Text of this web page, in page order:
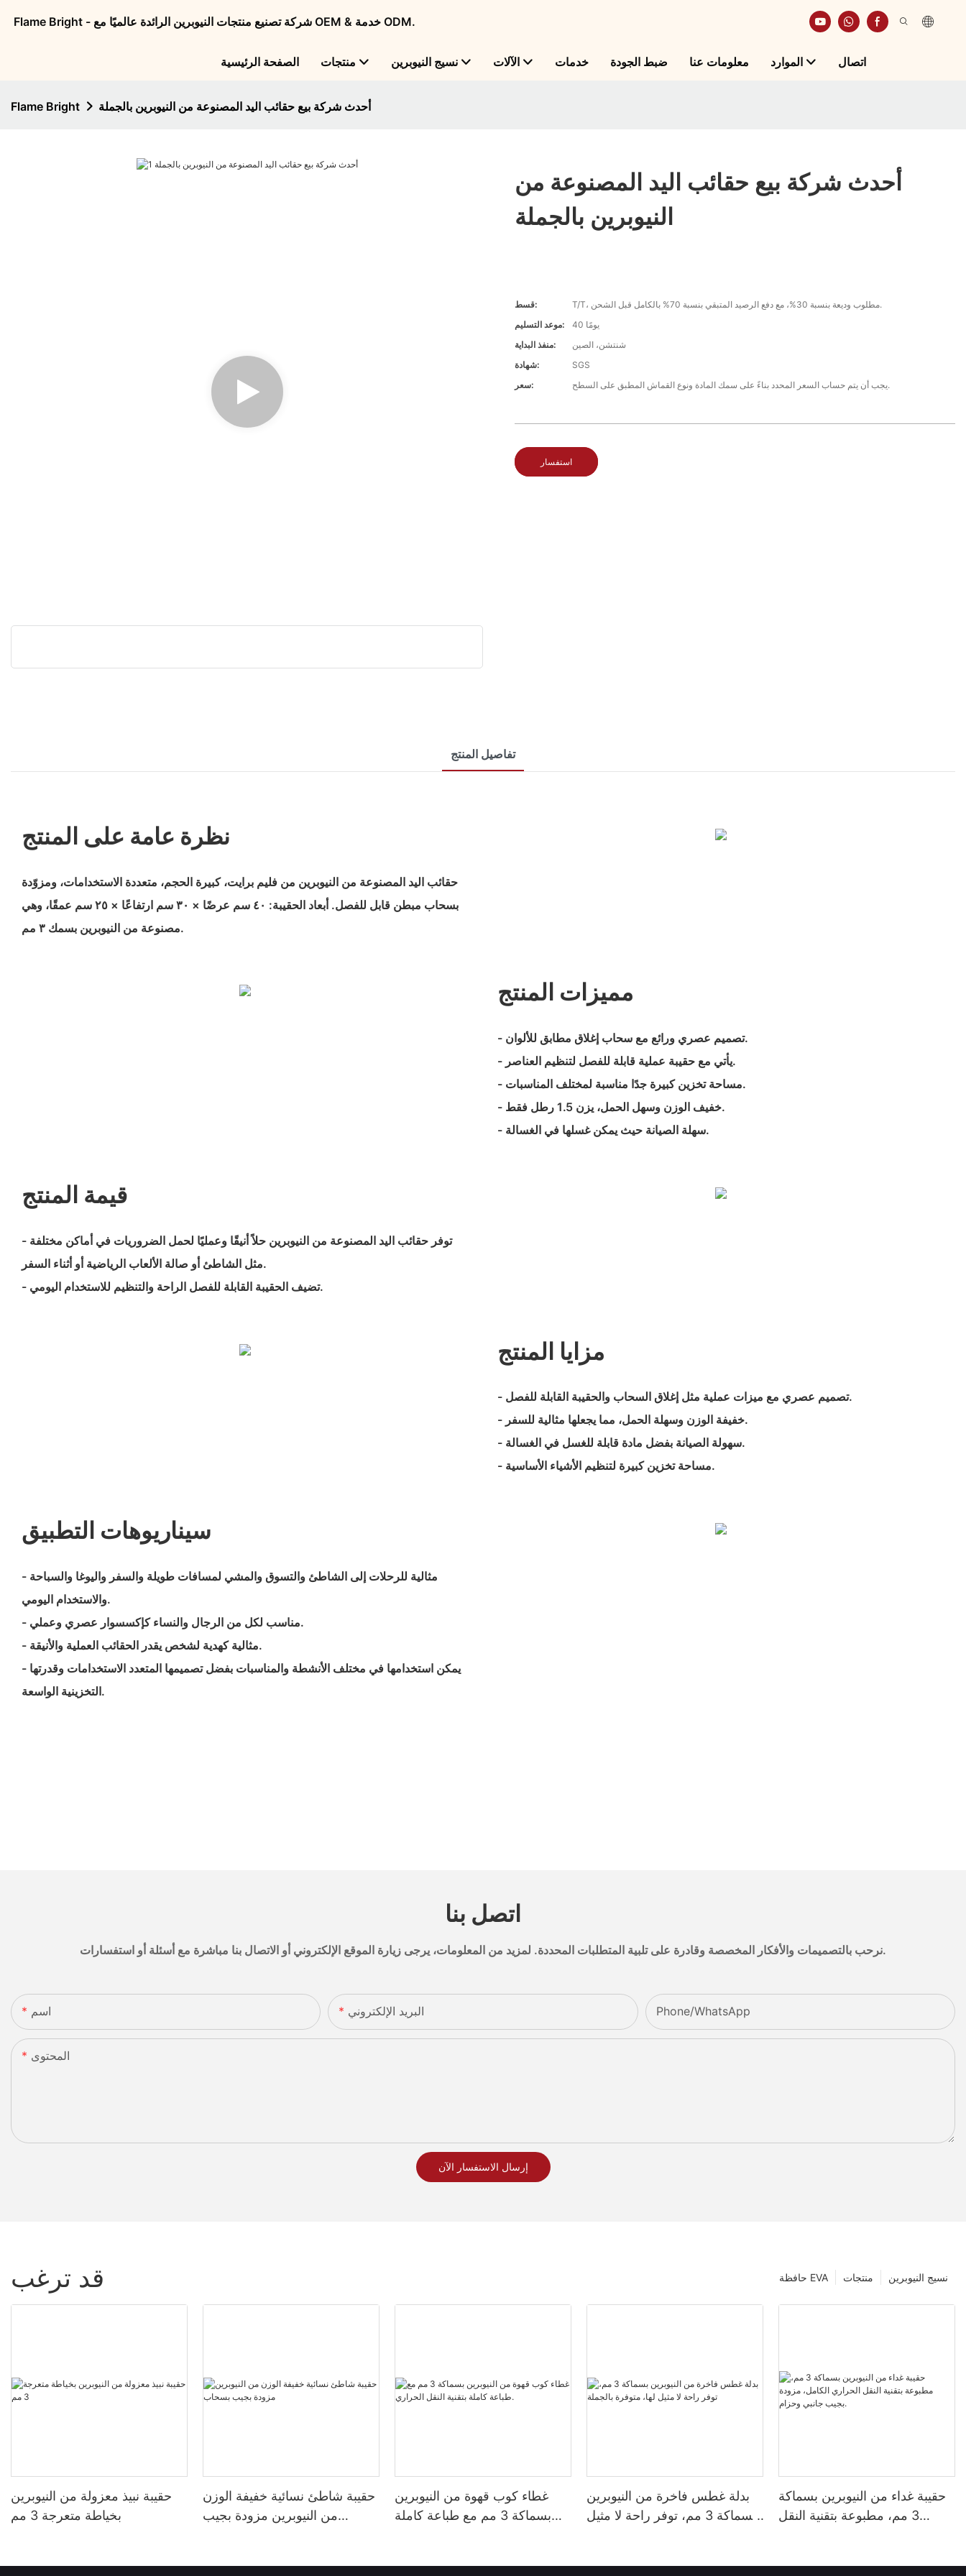
Flame Bright - شركة تصنيع منتجات النيوبرين الرائدة عالميًا مع OEM & خدمة ODM.
الصفحة الرئيسية منتجات نسيج النيوبرين الآلات خدمات ضبط الجودة معلومات عنا الموارد اتصال
Flame Bright أحدث شركة بيع حقائب اليد المصنوعة من النيوبرين بالجملة
أحدث شركة بيع حقائب اليد المصنوعة من
النيوبرين بالجملة
قسط:
T/T، مطلوب وديعة بنسبة 30%، مع دفع الرصيد المتبقي بنسبة 70% بالكامل قبل الشحن.
موعد التسليم:
40 يومًا
منفذ البداية:
شنتشن، الصين
شهادة:
SGS
سعر:
يجب أن يتم حساب السعر المحدد بناءً على سمك المادة ونوع القماش المطبق على السطح.
استفسار
تفاصيل المنتج
نظرة عامة على المنتج
حقائب اليد المصنوعة من النيوبرين من فليم برايت، كبيرة الحجم، متعددة الاستخدامات، ومزوّدة
بسحاب مبطن قابل للفصل. أبعاد الحقيبة: ٤٠ سم عرضًا × ٣٠ سم ارتفاعًا × ٢٥ سم عمقًا، وهي
مصنوعة من النيوبرين بسمك ٣ مم.
مميزات المنتج
- تصميم عصري ورائع مع سحاب إغلاق مطابق للألوان.
- يأتي مع حقيبة عملية قابلة للفصل لتنظيم العناصر.
- مساحة تخزين كبيرة جدًا مناسبة لمختلف المناسبات.
- خفيف الوزن وسهل الحمل، يزن 1.5 رطل فقط.
- سهلة الصيانة حيث يمكن غسلها في الغسالة.
قيمة المنتج
- توفر حقائب اليد المصنوعة من النيوبرين حلاً أنيقًا وعمليًا لحمل الضروريات في أماكن مختلفة
مثل الشاطئ أو صالة الألعاب الرياضية أو أثناء السفر.
- تضيف الحقيبة القابلة للفصل الراحة والتنظيم للاستخدام اليومي.
مزايا المنتج
- تصميم عصري مع ميزات عملية مثل إغلاق السحاب والحقيبة القابلة للفصل.
- خفيفة الوزن وسهلة الحمل، مما يجعلها مثالية للسفر.
- سهولة الصيانة بفضل مادة قابلة للغسل في الغسالة.
- مساحة تخزين كبيرة لتنظيم الأشياء الأساسية.
سيناريوهات التطبيق
- مثالية للرحلات إلى الشاطئ والتسوق والمشي لمسافات طويلة والسفر واليوغا والسباحة
والاستخدام اليومي.
- مناسب لكل من الرجال والنساء كإكسسوار عصري وعملي.
- مثالية كهدية لشخص يقدر الحقائب العملية والأنيقة.
- يمكن استخدامها في مختلف الأنشطة والمناسبات بفضل تصميمها المتعدد الاستخدامات وقدرتها
التخزينية الواسعة.
اتصل بنا
نرحب بالتصميمات والأفكار المخصصة وقادرة على تلبية المتطلبات المحددة. لمزيد من المعلومات، يرجى زيارة الموقع الإلكتروني أو الاتصال بنا مباشرة مع أسئلة أو استفسارات.
اسم البريد الإلكتروني Phone/whatsApp
المحتوى
إرسال الاستفسار الآن
قد ترغب نسيج النيوبرين منتجات حافظة EVA
حقيبة نبيذ معزولة من النيوبرين
بخياطة متعرجة 3 مم
حقيبة شاطئ نسائية خفيفة الوزن
من النيوبرين مزودة بجيب
غطاء كوب قهوة من النيوبرين
بسماكة 3 مم مع طباعة كاملة
بدلة غطس فاخرة من النيوبرين
بسماكة 3 مم، توفر راحة لا مثيل
حقيبة غداء من النيوبرين بسماكة
3 مم، مطبوعة بتقنية النقل